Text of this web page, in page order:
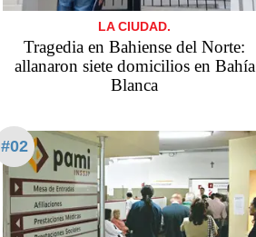
LA CIUDAD.
Tragedia en Bahiense del Norte:
allanaron siete domicilios en Bahía
Blanca
#02